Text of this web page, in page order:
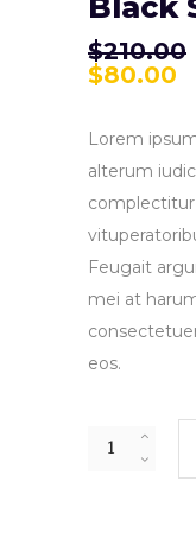
Black
$210.00
$80.00
Lorem
alterum
Feugait
mei at
eos.